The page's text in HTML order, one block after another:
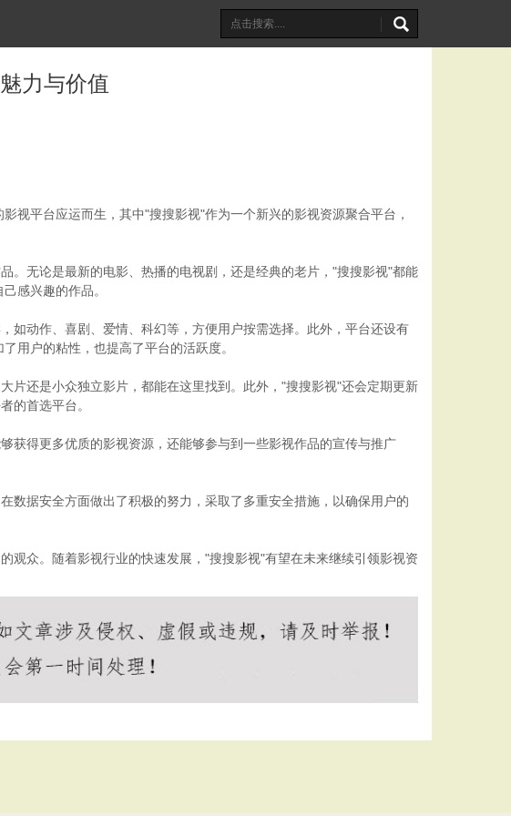
力与价值
视平台应运而生，其中"搜搜影视"作为一个新兴的影视资源聚合平台，
。无论是最新的电影、热播的电视剧，还是经典的老片，"搜搜影视"都能
感兴趣的作品。
如动作、喜剧、爱情、科幻等，方便用户按需选择。此外，平台还设有
用户的粘性，也提高了平台的活跃度。
片还是小众独立影片，都能在这里找到。此外，"搜搜影视"还会定期更新
的首选平台。
获得更多优质的影视资源，还能够参与到一些影视作品的宣传与推广
数据安全方面做出了积极的努力，采取了多重安全措施，以确保用户的
观众。随着影视行业的快速发展，"搜搜影视"有望在未来继续引领影视资